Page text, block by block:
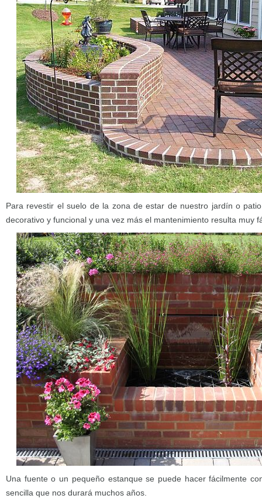
Para revestir el suelo de la zona de estar de nuestro jardín o
decorativo y funcional y una vez más el mantenimiento resulta muy
Una fuente o un pequeño estanque se puede hacer fácilmente
sencilla que nos durará muchos años.